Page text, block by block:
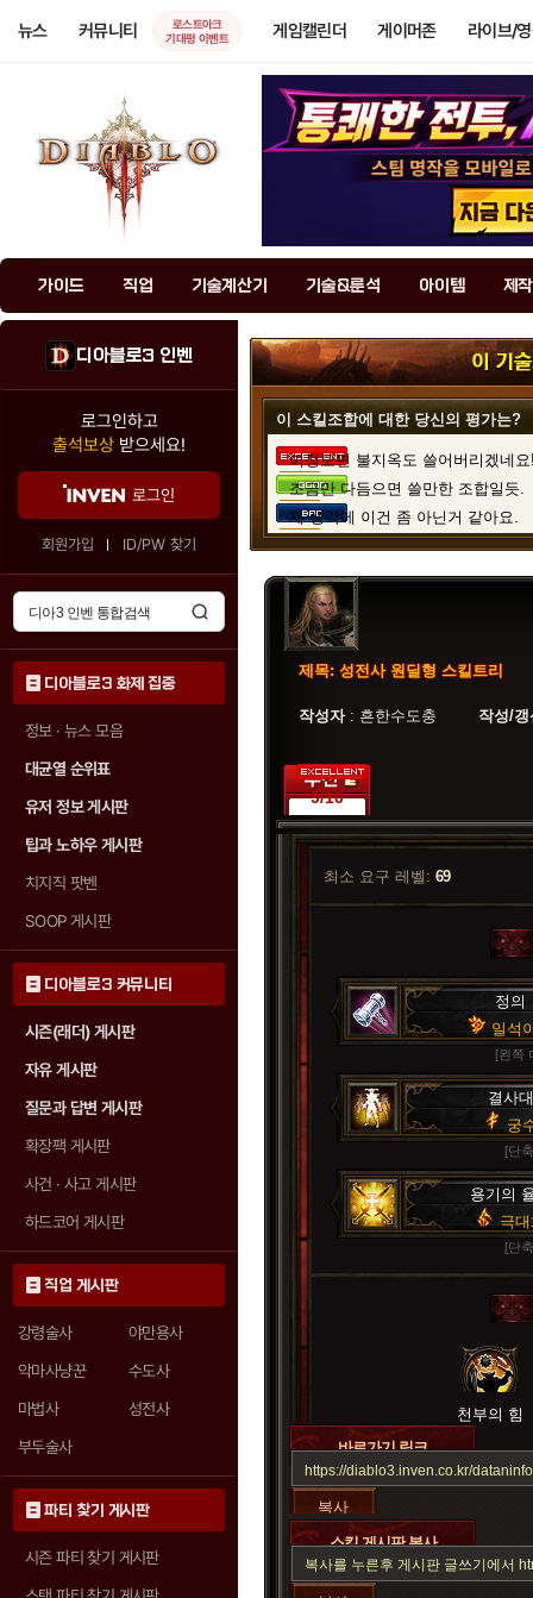
뉴스 커뮤니티
로스트아크
기대평 이벤트
게임캘린더 게이머존 라이브/
가이드 직업 기술계산기 기술&룬석 아이템 제
디아블로3 인벤
로그인하고
출석보상 받으세요!
로그인
회원가입 ID/PW 찾기
디아블로3 화제 집중
정보 · 뉴스 모음
대균열 순위표
유저 정보 게시판
팁과 노하우 게시판
치지직 팟벤
SOOP 게시판
디아블로3 커뮤니티
시즌(래더) 게시판
자유 게시판
질문과 답변 게시판
확장팩 게시판
사건 · 사고 게시판
하드코어 게시판
직업 게시판
강령술사
야만용사
악마사냥꾼
수도사
마법사
성전사
부두술사
파티 찾기 게시판
시즌 파티 찾기 게시판
이 스킬조합에 대한 당신의 평가는?
이정도면 불지옥도 쓸어버리겠네
조금만 다듬으면 쓸만한 조합일듯.
제 생각에 이건 좀 아닌거 같아요.
디아3 인벤 가족들의 평가
투표 참여자 :10명
0% (0표)
제목: 성전사 원딜형 스킬트리
작성자: 흔한수도충 작성/갱
9/10
최소 요구 레벨: 69
정의
일석
[왼쪽
결사대
궁
[단
용기의
극
[단
천부의 힘
바로가기 링크
복사
스킬 게시판 복사